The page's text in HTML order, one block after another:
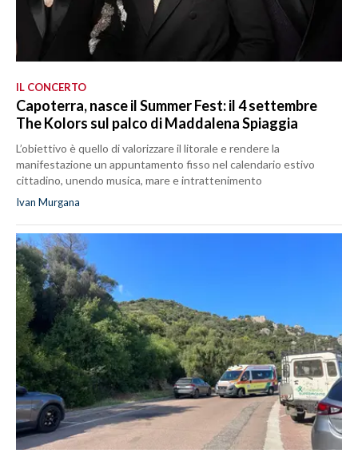
IL CONCERTO
Capoterra, nasce il Summer Fest: il 4 settembre
The Kolors sul palco di Maddalena Spiaggia
L’obiettivo è quello di valorizzare il litorale e rendere la
manifestazione un appuntamento fisso nel calendario estivo
cittadino, unendo musica, mare e intrattenimento
Ivan Murgana